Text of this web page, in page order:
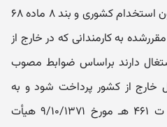
به اینکه به موجب ماده ۳۹ قانون استخدام کشوری و بند ۸ ماده ۶۸
به کارمندانی که در خارج از
دارند براساس ضوابط مصوب
خارج از کشور پرداخت شود و به
موجب مصوبه شماره ۲۹۹۲۰/ ت ۴۶۱ هـ مورخ ۹/۱۰/۱۳۷۱ هیأت